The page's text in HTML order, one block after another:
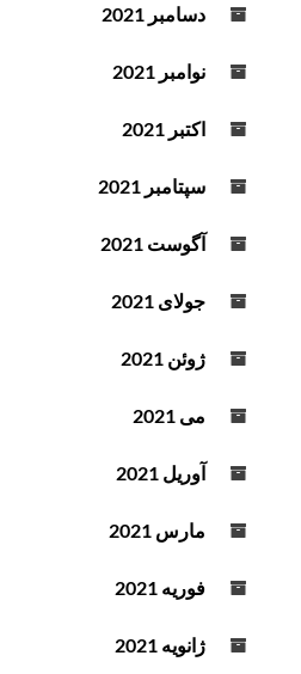
دسامبر 2021
نوامبر 2021
اکتبر 2021
سپتامبر 2021
آگوست 2021
جولای 2021
ژوئن 2021
می 2021
آوریل 2021
مارس 2021
فوریه 2021
ژانویه 2021